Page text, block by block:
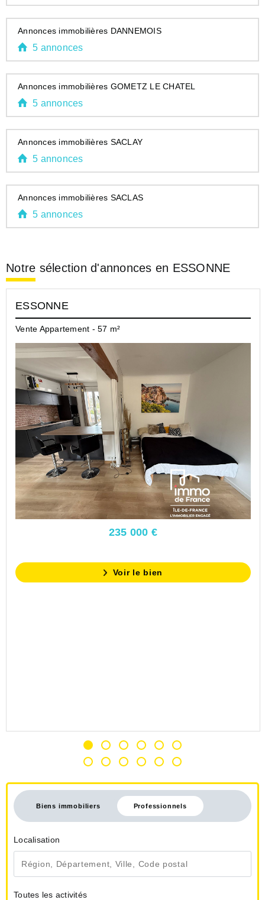
Annonces immobilières DANNEMOIS
5 annonces
Annonces immobilières GOMETZ LE CHATEL
5 annonces
Annonces immobilières SACLAY
5 annonces
Annonces immobilières SACLAS
5 annonces
Notre sélection d'annonces en ESSONNE
ESSONNE
Vente Appartement - 57 m²
235 000 €
Voir le bien
Biens immobiliers Professionnels
Localisation
Toutes les activités